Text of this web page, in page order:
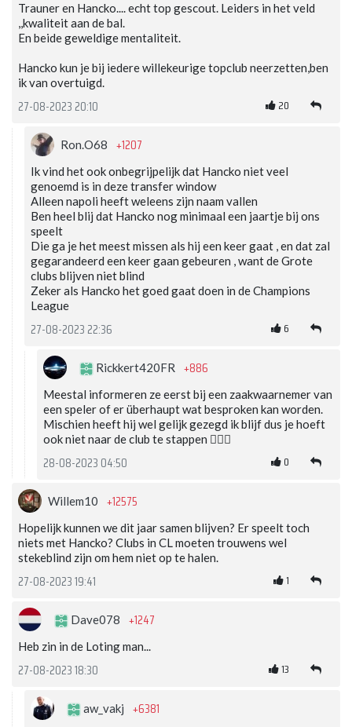
Trauner en Hancko.... echt top gescout. Leiders in het veld
,,kwaliteit aan de bal.
En beide geweldige mentaliteit.
Hancko kun je bij iedere willekeurige topclub neerzetten,ben
ik van overtuigd.
27-08-2023 20:10 20
Ron.O68 +1207
Ik vind het ook onbegrijpelijk dat Hancko niet veel
genoemd is in deze transfer window
Alleen napoli heeft weleens zijn naam vallen
Ben heel blij dat Hancko nog minimaal een jaartje bij ons
speelt
Die ga je het meest missen als hij een keer gaat , en dat zal
gegarandeerd een keer gaan gebeuren , want de Grote
clubs blijven niet blind
Zeker als Hancko het goed gaat doen in de Champions
League
27-08-2023 22:36 6
Rickkert420FR +886
Meestal informeren ze eerst bij een zaakwaarnemer van
een speler of er überhaupt wat besproken kan worden.
Mischien heeft hij wel gelijk gezegd ik blijf dus je hoeft
ook niet naar de club te stappen 🤷🏼‍♂️
28-08-2023 04:50 0
Willem10 +12575
Hopelijk kunnen we dit jaar samen blijven? Er speelt toch
niets met Hancko? Clubs in CL moeten trouwens wel
stekeblind zijn om hem niet op te halen.
27-08-2023 19:41 1
Dave078 +1247
Heb zin in de Loting man...
27-08-2023 18:30 13
aw_vakj +6381